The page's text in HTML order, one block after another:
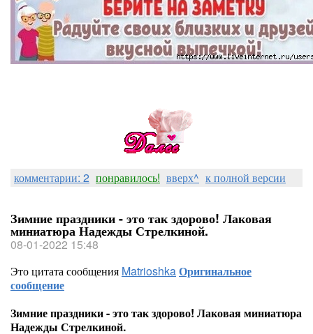
комментарии: 2 понравилось! вверх^ к полной версии
Зимние праздники - это так здорово! Лаковая
миниатюра Надежды Стрелкиной.
08-01-2022 15:48
Это цитата сообщения MatrioshkaОригинальное
сообщение
Зимние праздники - это так здорово! Лаковая миниатюра
Надежды Стрелкиной.